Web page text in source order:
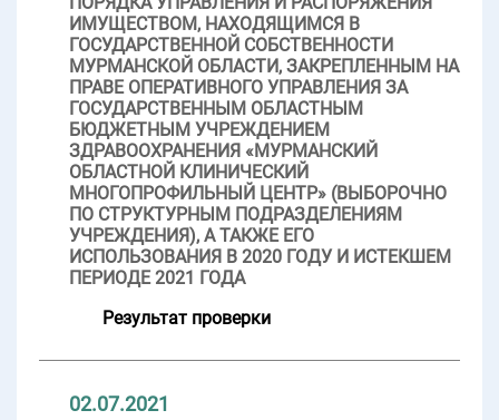
ИМУЩЕСТВОМ, НАХОДЯЩИМСЯ В
ГОСУДАРСТВЕННОЙ СОБСТВЕННОСТИ
МУРМАНСКОЙ ОБЛАСТИ, ЗАКРЕПЛЕННЫМ НА
ПРАВЕ ОПЕРАТИВНОГО УПРАВЛЕНИЯ ЗА
ГОСУДАРСТВЕННЫМ ОБЛАСТНЫМ
БЮДЖЕТНЫМ УЧРЕЖДЕНИЕМ
ЗДРАВООХРАНЕНИЯ «МУРМАНСКИЙ
ОБЛАСТНОЙ КЛИНИЧЕСКИЙ
МНОГОПРОФИЛЬНЫЙ ЦЕНТР» (ВЫБОРОЧНО
ПО СТРУКТУРНЫМ ПОДРАЗДЕЛЕНИЯМ
УЧРЕЖДЕНИЯ), А ТАКЖЕ ЕГО
ИСПОЛЬЗОВАНИЯ В 2020 ГОДУ И ИСТЕКШЕМ
ПЕРИОДЕ 2021 ГОДА
Результат проверки
02.07.2021